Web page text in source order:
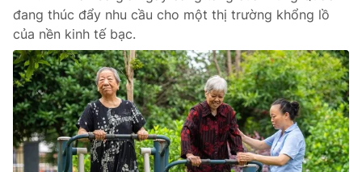
đang thúc đẩy nhu cầu cho một thị trường khổng lồ
của nền kinh tế bạc.